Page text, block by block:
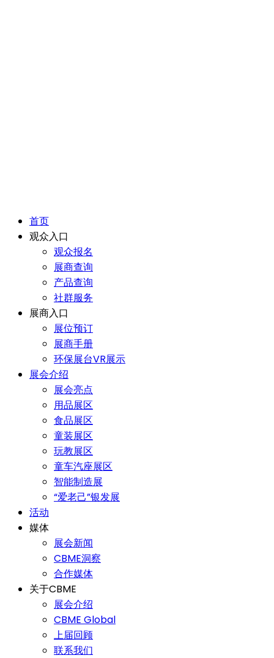
首页
观众入口
观众报名
展商查询
产品查询
社群服务
展商入口
展位预订
展商手册
环保展台VR展示
展会介绍
展会亮点
用品展区
食品展区
童装展区
玩教展区
童车汽座展区
智能制造展
“爱老己”银发展
活动
媒体
展会新闻
CBME洞察
合作媒体
关于CBME
展会介绍
CBME Global
上届回顾
联系我们